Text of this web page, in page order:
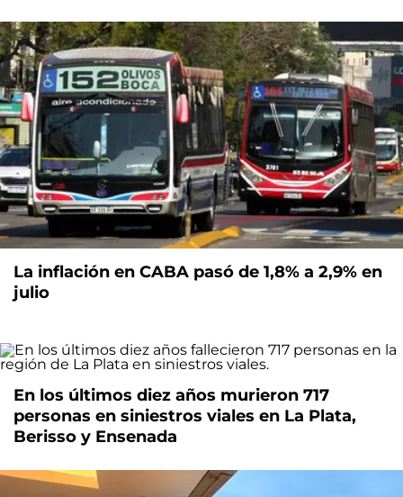
La inflación en CABA pasó de 1,8% a 2,9% en
julio
En los últimos diez años murieron 717
personas en siniestros viales en La Plata,
Berisso y Ensenada